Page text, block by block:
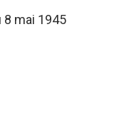
mai 1945